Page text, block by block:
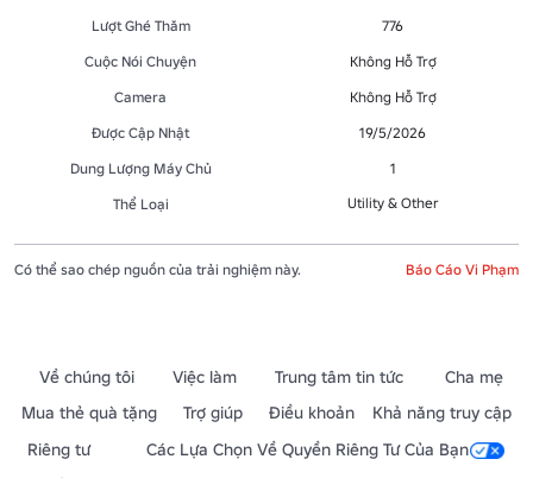
Lượt Ghé Thăm
776
Cuộc Nói Chuyện
Không Hỗ Trợ
Camera
Không Hỗ Trợ
Được Cập Nhật
19/5/2026
Dung Lượng Máy Chủ
1
Thể Loại
Utility & Other
Có thể sao chép nguồn của trải nghiệm này. Báo Cáo Vi Phạm
Về chúng tôi Việc làm Trung tâm tin tức
Cha mẹ
Mua thẻ quà tặng
Trợ giúp Điều khoản
Khả năng truy cập
Riêng tư
Các Lựa Chọn Về Quyền Riêng Tư Của Bạn